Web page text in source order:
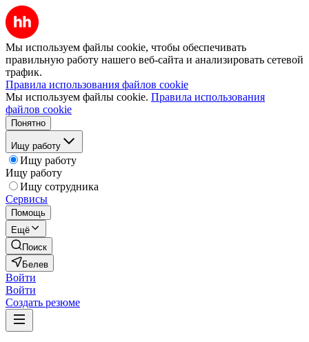
Мы используем файлы cookie, чтобы обеспечивать
правильную работу нашего веб-сайта и анализировать сетевой
трафик.
Правила использования файлов cookie
Мы используем файлы cookie. Правила использования
файлов cookie
Понятно
Ищу работу
Ищу работу
Ищу работу
Ищу сотрудника
Сервисы
Помощь
Ещё
Поиск
Белев
Войти
Войти
Создать резюме